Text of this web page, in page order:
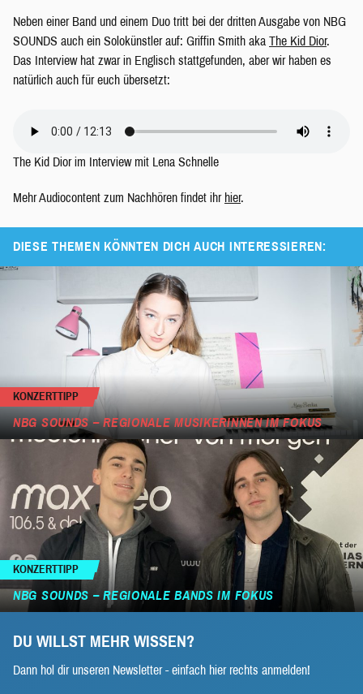
Neben einer Band und einem Duo tritt bei der dritten Ausgabe von NBG
SOUNDS auch ein Solokünstler auf: Griffin Smith aka The Kid Dior.
Das Interview hat zwar in Englisch stattgefunden, aber wir haben es
natürlich auch für euch übersetzt:
The Kid Dior im Interview mit Lena Schnelle
Mehr Audiocontent zum Nachhören findet ihr hier.
DIESE THEMEN KÖNNTEN DICH AUCH INTERESSIEREN:
KONZERTTIPP
NBG SOUNDS – REGIONALE MUSIKERINNEN IM FOKUS
KONZERTTIPP
NBG SOUNDS – REGIONALE BANDS IM FOKUS
DU WILLST MEHR WISSEN?
Dann hol dir unseren Newsletter - einfach hier rechts anmelden!